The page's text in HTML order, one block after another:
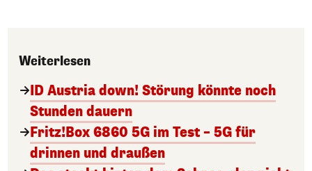
Weiterlesen
ID Austria down! Störung könnte noch
Stunden dauern
Fritz!Box 6860 5G im Test – 5G für
drinnen und draußen